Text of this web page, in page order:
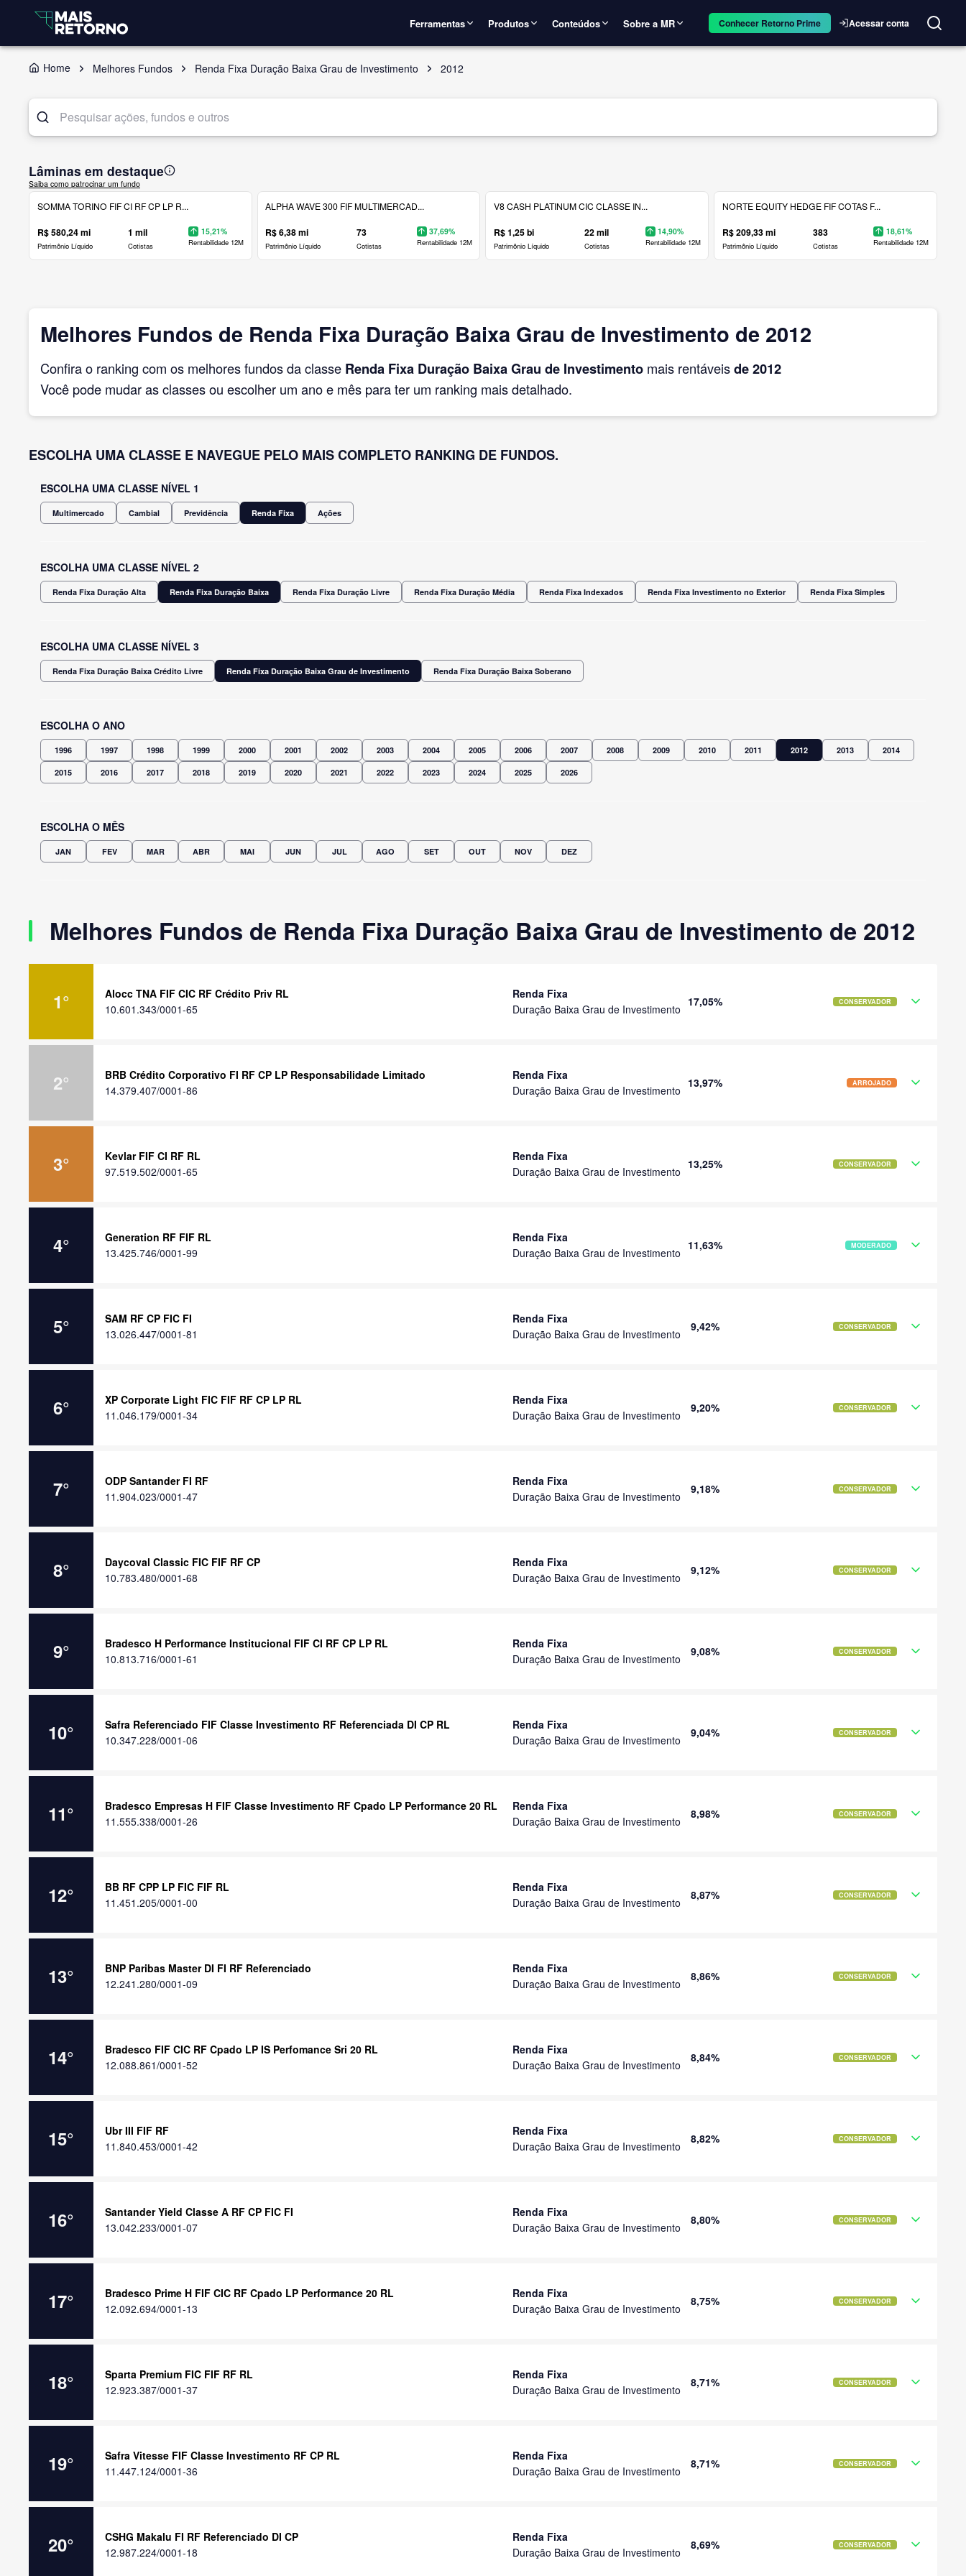
Ferramentas Produtos Conteúdos Sobre a MR Conhecer Retorno Prime Acessar conta
Home Melhores Fundos Renda Fixa Duração Baixa Grau de Investimento 2012
Lâminas em destaque
Saiba como patrocinar um fundo
SOMMA TORINO FIF CI RF CP LP R...
R$ 580,24 mi
Patrimônio Líquido
1 mil
Cotistas
15,21%
Rentabilidade 12M
ALPHA WAVE 300 FIF MULTIMERCAD...
R$ 6,38 mi
Patrimônio Líquido
73
Cotistas
37,69%
Rentabilidade 12M
V8 CASH PLATINUM CIC CLASSE IN...
R$ 1,25 bi
Patrimônio Líquido
22 mil
Cotistas
14,90%
Rentabilidade 12M
NORTE EQUITY HEDGE FIF COTAS F...
R$ 209,33 mi
Patrimônio Líquido
383
Cotistas
18,61%
Rentabilidade 12M
Melhores Fundos de Renda Fixa Duração Baixa Grau de Investimento de 2012
Confira o ranking com os melhores fundos da classe Renda Fixa Duração Baixa Grau de Investimento mais rentáveisde 2012
Você pode mudar as classes ou escolher um ano e mês para ter um ranking mais detalhado.
ESCOLHA UMA CLASSE E NAVEGUE PELO MAIS COMPLETO RANKING DE FUNDOS.
ESCOLHA UMA CLASSE NÍVEL 1
Multimercado Cambial Previdência Renda Fixa Ações
ESCOLHA UMA CLASSE NÍVEL 2
Renda Fixa Duração Alta Renda Fixa Duração Baixa Renda Fixa Duração Livre Renda Fixa Duração Média Renda Fixa Indexados Renda Fixa Investimento no Exterior Renda Fixa Simples
ESCOLHA UMA CLASSE NÍVEL 3
Renda Fixa Duração Baixa Crédito Livre Renda Fixa Duração Baixa Grau de Investimento Renda Fixa Duração Baixa Soberano
ESCOLHA O ANO
1996 1997 1998 1999 2000 2001 2002 2003 2004 2005 2006 2007 2008 2009 2010 2011 2012 2013 2014
2015 2016 2017 2018 2019 2020 2021 2022 2023 2024 2025 2026
ESCOLHA O MÊS
JAN FEV MAR ABR MAI JUN JUL AGO SET OUT NOV DEZ
Melhores Fundos de Renda Fixa Duração Baixa Grau de Investimento de 2012
1°
Alocc TNA FIF CIC RF Crédito Priv RL
10.601.343/0001-65
Renda Fixa
Duração Baixa Grau de Investimento
17,05% CONSERVADOR
2°
BRB Crédito Corporativo FI RF CP LP Responsabilidade Limitado
14.379.407/0001-86
Renda Fixa
Duração Baixa Grau de Investimento
13,97% ARROJADO
3°
Kevlar FIF CI RF RL
97.519.502/0001-65
Renda Fixa
Duração Baixa Grau de Investimento
13,25% CONSERVADOR
4°
Generation RF FIF RL
13.425.746/0001-99
Renda Fixa
Duração Baixa Grau de Investimento
11,63% MODERADO
5°
SAM RF CP FIC FI
13.026.447/0001-81
Renda Fixa
Duração Baixa Grau de Investimento
9,42% CONSERVADOR
6°
XP Corporate Light FIC FIF RF CP LP RL
11.046.179/0001-34
Renda Fixa
Duração Baixa Grau de Investimento
9,20% CONSERVADOR
7°
ODP Santander FI RF
11.904.023/0001-47
Renda Fixa
Duração Baixa Grau de Investimento
9,18% CONSERVADOR
8°
Daycoval Classic FIC FIF RF CP
10.783.480/0001-68
Renda Fixa
Duração Baixa Grau de Investimento
9,12% CONSERVADOR
9°
Bradesco H Performance Institucional FIF CI RF CP LP RL
10.813.716/0001-61
Renda Fixa
Duração Baixa Grau de Investimento
9,08% CONSERVADOR
10°
Safra Referenciado FIF Classe Investimento RF Referenciada DI CP RL
10.347.228/0001-06
Renda Fixa
Duração Baixa Grau de Investimento
9,04% CONSERVADOR
11°
Bradesco Empresas H FIF Classe Investimento RF Cpado LP Performance 20 RL
11.555.338/0001-26
Renda Fixa
Duração Baixa Grau de Investimento
8,98% CONSERVADOR
12°
BB RF CPP LP FIC FIF RL
11.451.205/0001-00
Renda Fixa
Duração Baixa Grau de Investimento
8,87% CONSERVADOR
13°
BNP Paribas Master DI FI RF Referenciado
12.241.280/0001-09
Renda Fixa
Duração Baixa Grau de Investimento
8,86% CONSERVADOR
14°
Bradesco FIF CIC RF Cpado LP IS Perfomance Sri 20 RL
12.088.861/0001-52
Renda Fixa
Duração Baixa Grau de Investimento
8,84% CONSERVADOR
15°
Ubr III FIF RF
11.840.453/0001-42
Renda Fixa
Duração Baixa Grau de Investimento
8,82% CONSERVADOR
16°
Santander Yield Classe A RF CP FIC FI
13.042.233/0001-07
Renda Fixa
Duração Baixa Grau de Investimento
8,80% CONSERVADOR
17°
Bradesco Prime H FIF CIC RF Cpado LP Performance 20 RL
12.092.694/0001-13
Renda Fixa
Duração Baixa Grau de Investimento
8,75% CONSERVADOR
18°
Sparta Premium FIC FIF RF RL
12.923.387/0001-37
Renda Fixa
Duração Baixa Grau de Investimento
8,71% CONSERVADOR
19°
Safra Vitesse FIF Classe Investimento RF CP RL
11.447.124/0001-36
Renda Fixa
Duração Baixa Grau de Investimento
8,71% CONSERVADOR
20°
CSHG Makalu FI RF Referenciado DI CP
12.987.224/0001-18
Renda Fixa
Duração Baixa Grau de Investimento
8,69% CONSERVADOR